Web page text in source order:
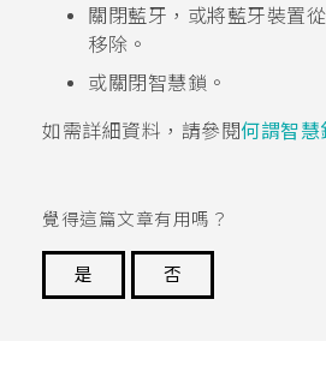
關閉藍牙 ，或將藍牙裝置
移除。
或關閉智慧鎖。
如需詳細資料，請參閱何謂智慧
覺得這篇文章有用嗎？
是
否